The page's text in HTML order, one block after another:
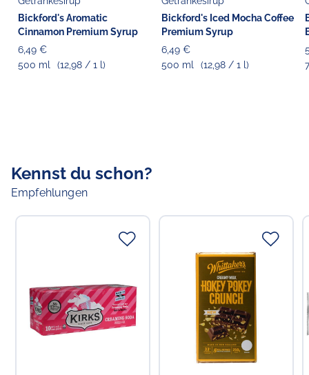
22769 Hamburg
Bickford's Aromatic
Cinnamon Premium Syrup
6,49 €
500 ml
(12,98 / 1 l)
Bickford's Iced Mocha Coffee
Premium Syrup
6,49 €
500 ml
(12,98 / 1 l)
Kennst du schon?
Empfehlungen